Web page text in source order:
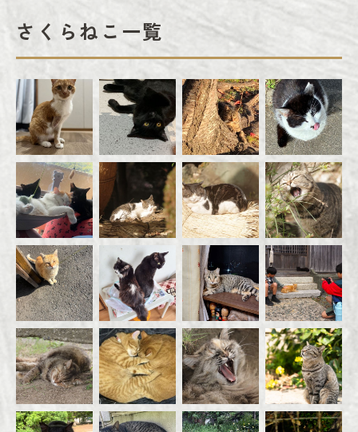
さくらねこ一覧